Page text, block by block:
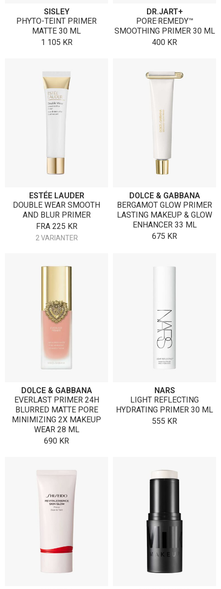
SISLEY
PHYTO-TEINT PRIMER
MATTE 30 ML
1 105 KR
DR.JART+
PORE·REMEDY™
SMOOTHING PRIMER 30 ML
400 KR
ESTÉE LAUDER
DOUBLE WEAR SMOOTH
AND BLUR PRIMER
FRA 225 KR
2 VARIANTER
DOLCE & GABBANA
BERGAMOT GLOW PRIMER
LASTING MAKEUP & GLOW
ENHANCER 33 ML
675 KR
DOLCE & GABBANA
EVERLAST PRIMER 24H
BLURRED MATTE PORE
MINIMIZING 2X MAKEUP
WEAR 28 ML
690 KR
NARS
LIGHT REFLECTING
HYDRATING PRIMER 30 ML
555 KR